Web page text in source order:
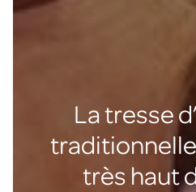
La tresse
très haut